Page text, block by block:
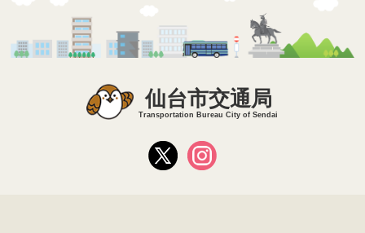
仙台市交通局
Transportation Bureau City of Sendai